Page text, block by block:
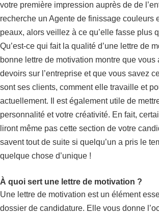
votre première impression auprès de de
recherche un Agente de finissage couleurs
peaux, alors veillez à ce qu’elle fasse plus
Qu’est-ce qui fait la qualité d’une lettre de
bonne lettre de motivation montre que vous
devoirs sur l’entreprise et que vous savez
sont ses clients, comment elle travaille et
actuellement. Il est également utile de
personnalité et votre créativité. En fait,
liront même pas cette section de votre
savent tout de suite si quelqu’un a pris le
quelque chose d’unique !
À quoi sert une lettre de motivation ?
Une lettre de motivation est un élément
dossier de candidature. Elle vous donne